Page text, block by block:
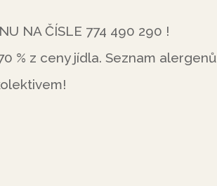
NA ČÍSLE 774 490 290 !
% z ceny jídla. Seznam